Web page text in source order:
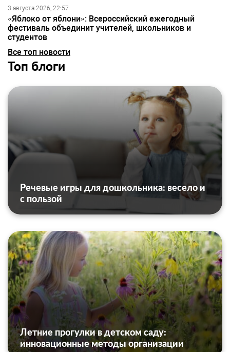
3 августа 2026, 22:57
«Яблоко от яблони»: Всероссийский ежегодный
фестиваль объединит учителей, школьников и
студентов
Все топ новости
Топ блоги
Речевые игры для дошкольника: весело и
с пользой
Летние прогулки в детском саду:
инновационные методы организации